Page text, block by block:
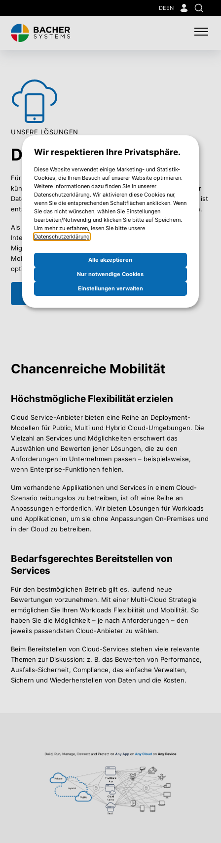
to
main
content
DEEN
Suche
UNSERE LÖSUNGEN
Data & Service Mobility
Für Unternehmen wird es immer wichtiger, bestehende und
künftige Workloads flexibel bereitzustellen. Die Mobilität ihrer
Daten und Services On-Premises und in Cloud-Umgebungen ist
entscheidend, um die Anforderungen der Kunden zu erfüllen.
Als Ihr Denkpartner unterstützen wir Sie beim Planen,
Integrieren und dem Betrieb Ihrer Services sowie beim
Migrieren Ihrer Daten. Das alles unter Berücksichtigung der
Mobilitäts-Anforderungen, damit Ihre Geschäftsprozesse
optimal laufen.
Ich möchte mehr wissen
Chancenreiche Mobilität
Höchstmögliche Flexibilität erzielen
Cloud Service-Anbieter bieten eine Reihe an Deployment-
Modellen für Public, Multi und Hybrid Cloud-Umgebungen. Die
Vielzahl an Services und Möglichkeiten erschwert das
Auswählen und Bewerten jener Lösungen, die zu den
Anforderungen im Unternehmen passen – beispielsweise,
wenn Enterprise-Funktionen fehlen.
Um vorhandene Applikationen und Services in einem Cloud-
Szenario reibungslos zu betreiben, ist oft eine Reihe an
Anpassungen erforderlich. Wir bieten Lösungen für Workloads
und Applikationen, um sie ohne Anpassungen On-Premises und
in der Cloud zu betreiben.
Bedarfsgerechtes Bereitstellen von
Services
Für den bestmöglichen Betrieb gilt es, laufend neue
Bewertungen vorzunehmen. Mit einer Multi-Cloud Strategie
ermöglichen Sie Ihren Workloads Flexibilität und Mobilität. So
haben Sie die Möglichkeit – je nach Anforderungen – den
jeweils passendsten Cloud-Anbieter zu wählen.
Beim Bereitstellen von Cloud-Services stehen viele relevante
Themen zur Diskussion: z. B. das Bewerten von Performance,
Ausfalls-Sicherheit, Compliance, das einfache Verwalten,
Sichern und Wiederherstellen von Daten und die Kosten.
Wir respektieren Ihre Privatsphäre.
Diese Website verwendet einige Marketing- und Statistik-
Cookies, die Ihren Besuch auf unserer Website optimieren.
Weitere Informationen dazu finden Sie in unserer
Datenschutzerklärung. Wir aktivieren diese Cookies nur,
wenn Sie die entsprechenden Schaltflächen anklicken. Wenn
Sie das nicht wünschen, wählen Sie Einstellungen
bearbeiten/Notwendig und klicken Sie bitte auf Speichern.
Um mehr zu erfahren, lesen Sie bitte unsere
Datenschutzerklärung.
Alle akzeptieren
Nur notwendige Cookies
Einstellungen verwalten